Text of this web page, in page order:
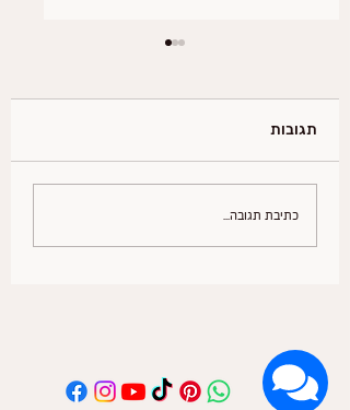
חופש תנועה, קרבה
תגובות
כתיבת תגובה...